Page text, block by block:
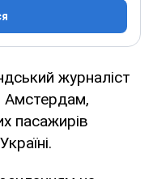
журналіст
Амстердам,
пасажирів